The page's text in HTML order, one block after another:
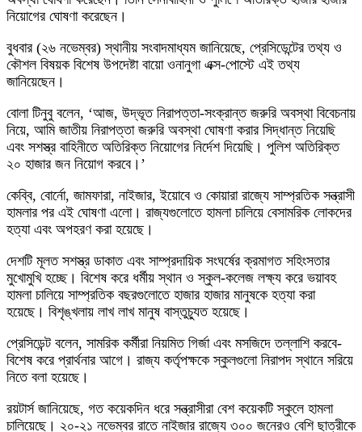
নিয়োগের ঘোষণা করেছেন।
বুধবার (২৬ নভেম্বর) স্থানীয় সংবাদমাধ্যম জানিয়েছে, প্রেসিডেন্টের তথ্য ও
কৌশল বিষয়ক বিশেষ উপদেষ্টা বায়ো ওনানুগা এক্স-পোস্টে এই তথ্য
জানিয়েছেন।
বোলা টিনুবু বলেন, ‘আজ, উদ্ভূত নিরাপত্তা-সংক্রান্ত জরুরি অবস্থা বিবেচনায়
নিয়ে, আমি জাতীয় নিরাপত্তা জরুরি অবস্থা ঘোষণা করার সিদ্ধান্ত নিয়েছি
এবং সশস্ত্র বাহিনীতে অতিরিক্ত নিয়োগের নির্দেশ দিয়েছি। পুলিশ অতিরিক্ত
২০ হাজার জন নিয়োগ করবে।’
কেব্বি, বোর্নো, জামফারা, নাইজার, ইয়োবে ও কোয়ারা রাজ্যে সাম্প্রতিক সন্ত্রাসী
হামলার পর এই ঘোষণা এলো। রাজ্যগুলোতে হামলা চালিয়ে বেসামরিক লোকদের
হত্যা এবং অপহরণ করা হয়েছে।
দেশটি মূলত সশস্ত্র ডাকাত এবং সাম্প্রদায়িক সংঘর্ষের ক্রমাগত সহিংসতার
মুখোমুখি হচ্ছে। বিশেষ করে ধর্মীয় স্থান ও স্কুল-কলেজ লক্ষ্য করে ভয়াবহ
হামলা চালিয়ে সাম্প্রতিক বছরগুলোতে হাজার হাজার মানুষকে হত্যা করা
হয়েছে। বিশৃঙ্খলায় লাখ লাখ মানুষ বাস্তুচ্যুত হয়েছে।
প্রেসিডেন্ট বলেন, সামরিক কর্মীরা নিয়মিত গির্জা এবং মসজিদে তল্লাশি করবে-
বিশেষ করে প্রার্থনার আগে। রাজ্য কর্তৃপক্ষকে স্কুলগুলো নিরাপদ স্থানে সরিয়ে
নিতে বলা হয়েছে।
রয়টার্স জানিয়েছে, গত কয়েকদিন ধরে সন্ত্রাসীরা বেশ কয়েকটি স্কুলে হামলা
চালিয়েছে। ২০-২১ নভেম্বর রাতে নাইজার রাজ্যে ৩০০ জনেরও বেশি ছাত্রীকে